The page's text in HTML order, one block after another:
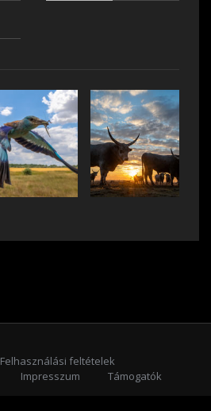
Felhasználási feltételek
Impresszum
Támogatók